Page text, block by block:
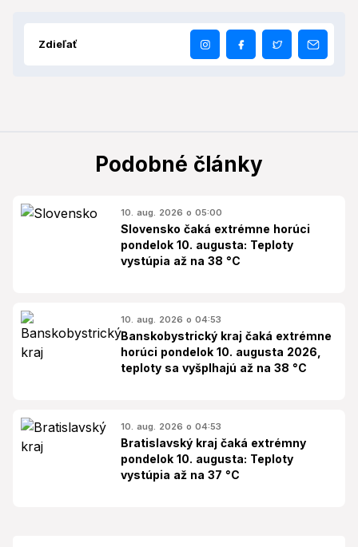
Zdieľať
Podobné články
10. aug. 2026 o 05:00
Slovensko čaká extrémne horúci
pondelok 10. augusta: Teploty
vystúpia až na 38 °C
10. aug. 2026 o 04:53
Banskobystrický kraj čaká extrémne
horúci pondelok 10. augusta 2026,
teploty sa vyšplhajú až na 38 °C
10. aug. 2026 o 04:53
Bratislavský kraj čaká extrémny
pondelok 10. augusta: Teploty
vystúpia až na 37 °C